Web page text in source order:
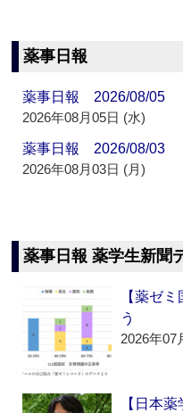
薬事日報
薬事日報 2026/08/05
2026年08月05日 (水)
薬事日報 2026/08/03
2026年08月03日 (月)
薬事日報 薬学生新聞
【薬ゼ
う
2026年07
【日本